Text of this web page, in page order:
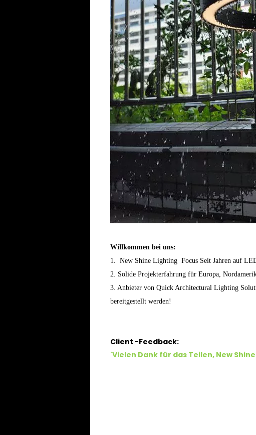
Willkommen bei uns:
1. New Shine Lighting Focus Seit Jahren auf
2. Solide Projekterfahrung für Europa,
3. Anbieter von Quick Architectural Lighting
bereitgestellt werden!
Client -Feedback:
'Vielen Dank für das Teilen, New